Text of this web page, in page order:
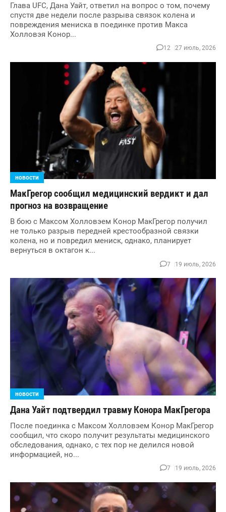
Глава UFC, Дана Уайт, ответил на вопрос о том, почему
спустя две недели после разрыва связок колена и
повреждения мениска в поединке против Макса
Холловэя Конор...
12 27 июль, 2026
новости
МакГрегор сообщил медицинский вердикт и дал
прогноз на возвращение
В бою с Максом Холловэем Конор МакГрегор получил
не только разрыв передней крестообразной связки
колена, но и повредил мениск, однако, планирует
вернуться в октагон к...
7 19 июль, 2026
новости
Дана Уайт подтвердил травму Конора МакГрегора
После поединка с Максом Холловэем Конор МакГрегор
сообщил, что скоро получит результаты медицинского
обследования, однако, с тех пор не делился новой
информацией, но...
7 19 июль, 2026